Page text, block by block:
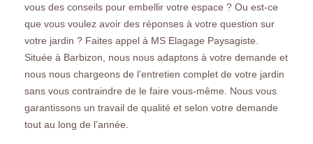
vous des conseils pour embellir votre espace ? Ou est-ce
que vous voulez avoir des réponses à votre question sur
votre jardin ? Faites appel à MS Elagage Paysagiste.
Située à Barbizon, nous nous adaptons à votre demande et
nous nous chargeons de l’entretien complet de votre jardin
sans vous contraindre de le faire vous-même. Nous vous
garantissons un travail de qualité et selon votre demande
tout au long de l’année.